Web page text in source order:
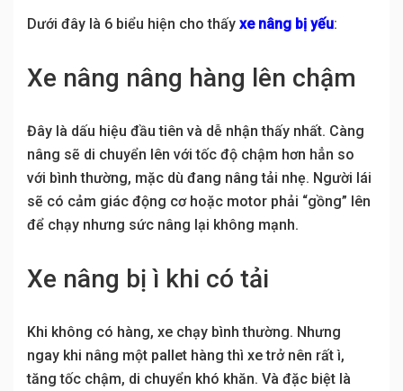
Dưới đây là 6 biểu hiện cho thấy xe nâng bị yếu:
Xe nâng nâng hàng lên chậm
Đây là dấu hiệu đầu tiên và dễ nhận thấy nhất. Càng
nâng sẽ di chuyển lên với tốc độ chậm hơn hẳn so
với bình thường, mặc dù đang nâng tải nhẹ. Người lái
sẽ có cảm giác động cơ hoặc motor phải “gồng” lên
để chạy nhưng sức nâng lại không mạnh.
Xe nâng bị ì khi có tải
Khi không có hàng, xe chạy bình thường. Nhưng
ngay khi nâng một pallet hàng thì xe trở nên rất ì,
tăng tốc chậm, di chuyển khó khăn. Và đặc biệt là